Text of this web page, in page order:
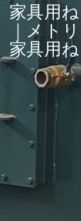
家具用
｜メト
家具用